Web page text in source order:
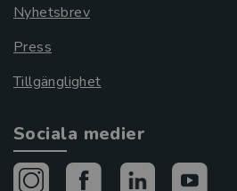
Nyhetsbrev
Press
Tillgänglighet
Sociala medier